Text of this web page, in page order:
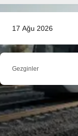
17 Ağu 2026
Gezginler